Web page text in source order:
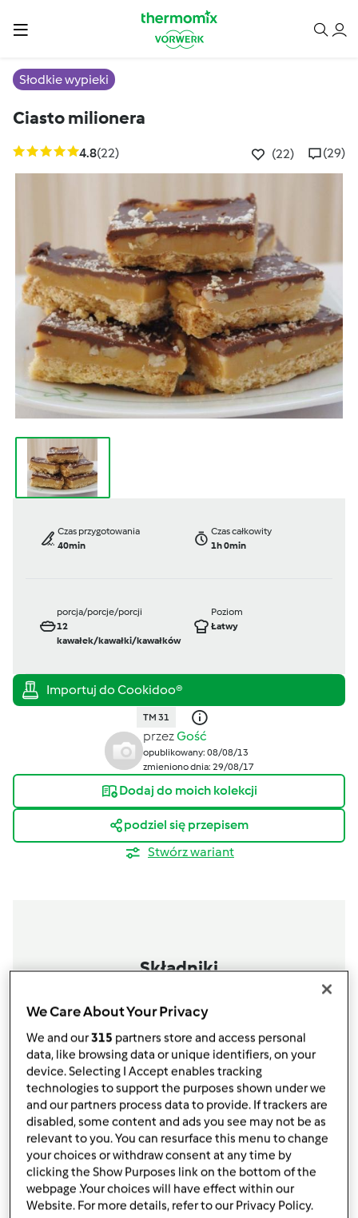
Słodkie wypieki
Ciasto milionera
4.8(22) (22) (29)
Czas przygotowania
40min
Czas całkowity
1h 0min
porcja/porcje/porcji
12
kawałek/kawałki/kawałków
Poziom
Łatwy
TM 31
przezGość
opublikowany: 08/08/13
zmieniono dnia: 29/08/17
Dodaj do moich kolekcji
podziel się przepisem
Stwórz wariant
Składniki
175gmąki pszennej
125g masła pokrojonego na kawałki
masa kajmakowa
1puszka mleka skondensowanego słodzonego,
gotować 2-3 godziny w wodzie
masa czekoladowa
100gCzekolady mlecznej
2łyżki masła
We Care About Your Privacy
We and our315 partners store and access personal
data, like browsing data or unique identifiers, on your
device. Selecting I Accept enables tracking
technologies to support the purposes shown under we
and our partners process data to provide. If trackers are
disabled, some content and ads you see may not be as
relevant to you. You can resurface this menu to change
your choices or withdraw consent at any time by
clicking the Show Purposes link on the bottom of the
webpage .Your choices will have effect within our
Website. For more details, refer to our Privacy Policy.